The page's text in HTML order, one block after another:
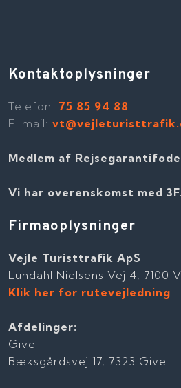
Kontaktoplysninger
Telefon​: 75 85 94 88
E-mail:
Medlem af
Vi har overenskomst med
Firmaoplysninger
Vejle Turisttrafik ApS
Lundahl Nielsens Vej 4, 7100
Klik her for rutevejledning
Afdelinger:
Give
Bæksgårdsvej 17, 7323 Give.